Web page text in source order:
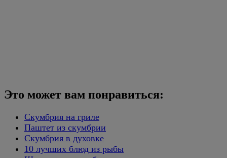
Это может вам понравиться:
Скумбрия на гриле
Паштет из скумбрии
Скумбрия в духовке
10 лучших блюд из рыбы